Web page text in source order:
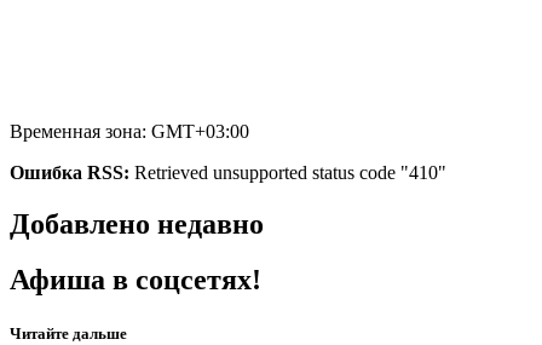
Временная зона: GMT+03:00
Ошибка RSS: Retrieved unsupported status code "410"
Добавлено недавно
Афиша в соцсетях!
Читайте дальше